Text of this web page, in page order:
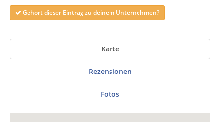
Gehört dieser Eintrag zu deinem Unternehmen?
Karte
Rezensionen
Fotos